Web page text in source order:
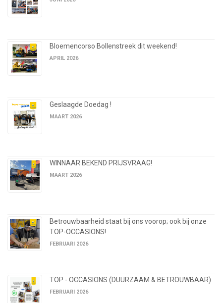
Bloemencorso Bollenstreek dit weekend!
APRIL 2026
Geslaagde Doedag !
MAART 2026
WINNAAR BEKEND PRIJSVRAAG!
MAART 2026
Betrouwbaarheid staat bij ons voorop; ook bij onze
TOP-OCCASIONS!
FEBRUARI 2026
TOP - OCCASIONS (DUURZAAM & BETROUWBAAR)
FEBRUARI 2026